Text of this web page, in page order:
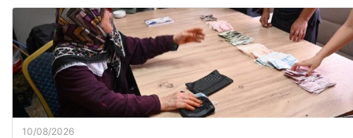
10/08/2026